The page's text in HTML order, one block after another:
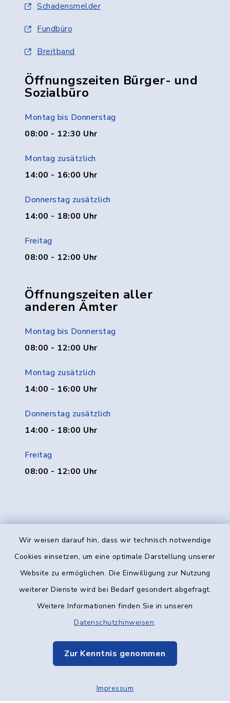
Wir weisen darauf hin, dass wir technisch notwendige
Cookies einsetzen, um eine optimale Darstellung unserer
Website zu ermöglichen. Die Einwilligung zur Nutzung
weiterer Dienste wird bei Bedarf gesondert abgefragt.
Weitere Informationen finden Sie in unseren
Datenschutzhinweisen.
Zur Kenntnis genommen
Impressum
Schadensmelder
Fundbüro
Breitband
Öffnungszeiten Bürger- und
Sozialbüro
Montag bis Donnerstag
08:00 - 12:30 Uhr
Montag zusätzlich
14:00 - 16:00 Uhr
Donnerstag zusätzlich
14:00 - 18:00 Uhr
Freitag
08:00 - 12:00 Uhr
Öffnungszeiten aller
anderen Ämter
Montag bis Donnerstag
08:00 - 12:00 Uhr
Montag zusätzlich
14:00 - 16:00 Uhr
Donnerstag zusätzlich
14:00 - 18:00 Uhr
Freitag
08:00 - 12:00 Uhr
Kontakt
Datenschutz
Elektronische Kommunikation
Sitemap